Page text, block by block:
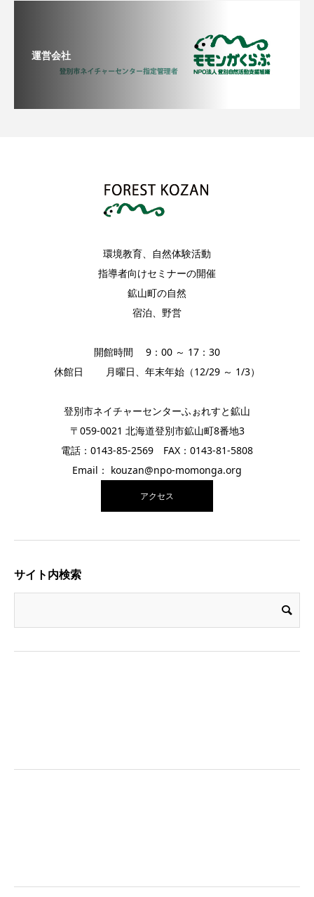
運営会社
環境教育、自然体験活動
指導者向けセミナーの開催
鉱山町の自然
宿泊、野営
開館時間 9：00 ～ 17：30
休館日 月曜日、年末年始（12/29 ～ 1/3）
登別市ネイチャーセンターふぉれすと鉱山
〒059-0021 北海道登別市鉱山町8番地3
電話：0143-85-2569 FAX：0143-81-5808
Email： kouzan@npo-momonga.org
アクセス
サイト内検索